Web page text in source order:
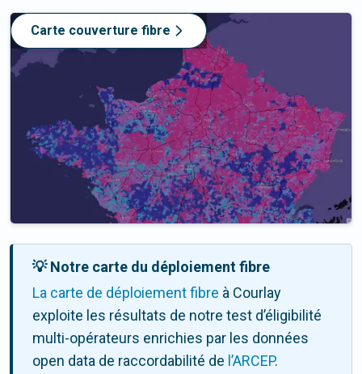
Carte couverture fibre
💡 Notre carte du déploiement fibre
La carte de déploiement fibre à Courlay
exploite les résultats de notre test d’éligibilité
multi-opérateurs enrichies par les données
open data de raccordabilité de l’ARCEP.